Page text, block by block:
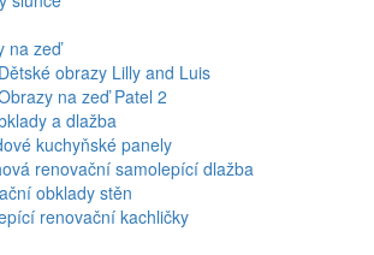
na zeď
Dětské obrazy Lilly and Luis
na zeď Patel 2
a dlažba
kuchyňské panely
renovační samolepící dlažba
obklady stěn
renovační kachličky